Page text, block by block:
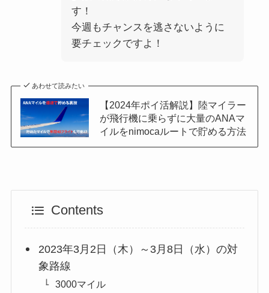
す！
今週もチャンスを逃さないように
要チェックですよ！
あわせて読みたい
【2024年ポイ活解説】陸マイラー
が飛行機に乗らずに大量のANAマ
イルをnimocaルートで貯める方法
Contents
2023年3月2日（木）～3月8日（水）の対
象路線
3000マイル